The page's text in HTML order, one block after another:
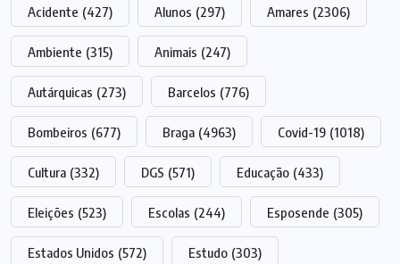
Acidente (427) Alunos (297) Amares (2306)
Ambiente (315) Animais (247)
Autárquicas (273) Barcelos (776)
Bombeiros (677) Braga (4963) Covid-19 (1018)
Cultura (332) DGS (571) Educação (433)
Eleições (523) Escolas (244) Esposende (305)
Estados Unidos (572) Estudo (303)